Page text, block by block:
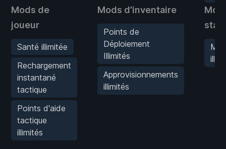
Mods de
joueur
Santé illimitée
Rechargement
instantané
tactique
Points d'aide
tactique
illimités
Mods d’inventaire
Points de
Déploiement
Illimités
Approvisionnements
illimités